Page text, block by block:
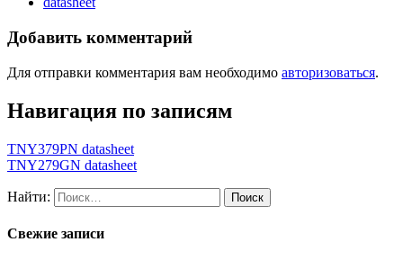
Добавить комментарий
Для отправки комментария вам необходимо авторизоваться.
Навигация по записям
TNY379PN datasheet
TNY279GN datasheet
Найти:
Свежие записи